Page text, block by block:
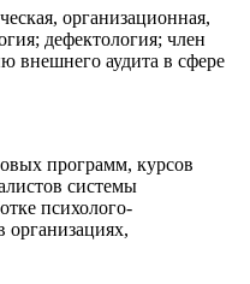
организационная,
дефектология; член
внешнего аудита в сфере
программ, курсов
системы
психолого-
организациях,